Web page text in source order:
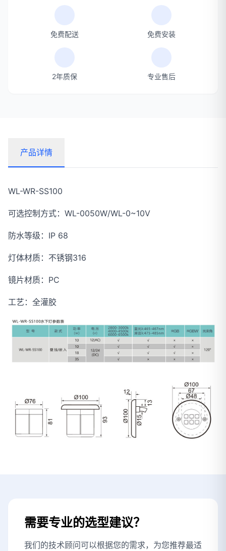
免费配送 免费安装
2年质保 专业售后
产品详情
WL-WR-SS100
可选控制方式：WL-0050W/WL-0~10V
防水等级：IP 68
灯体材质：不锈钢316
镜片材质：PC
工艺：全灌胶
需要专业的选型建议？
我们的技术顾问可以根据您的需求，为您推荐最适